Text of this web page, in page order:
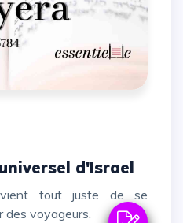
d'Israel
des voyageurs.